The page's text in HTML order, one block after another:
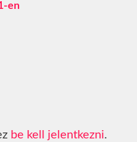
en
be kell jelentkezni.